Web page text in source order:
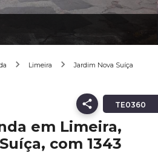
Limeira
Jardim Nova Suíça
TE0360
em Limeira,
com 1343